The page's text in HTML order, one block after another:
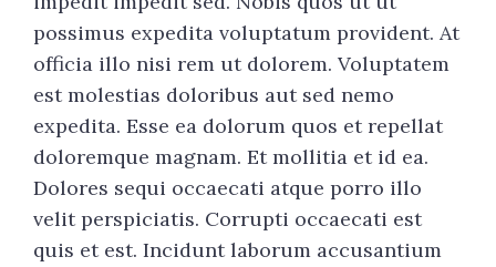
possimus expedita voluptatum provident. At
officia illo nisi rem ut dolorem. Voluptatem
est molestias doloribus aut sed nemo
expedita. Esse ea dolorum quos et repellat
doloremque magnam. Et mollitia et id ea.
Dolores sequi occaecati atque porro illo
velit perspiciatis. Corrupti occaecati est
quis et est. Incidunt laborum accusantium